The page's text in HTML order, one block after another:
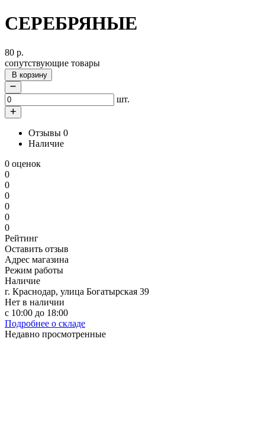
СЕРЕБРЯНЫЕ
80 р.
сопутствующие товары
В корзину
шт.
Отзывы 0
Наличие
0 оценок
0
0
0
0
0
0
Рейтинг
Оставить отзыв
Адрес магазина
Режим работы
Наличие
г. Краснодар, улица Богатырская 39
Нет в наличии
с 10:00 до 18:00
Подробнее о складе
Недавно просмотренные